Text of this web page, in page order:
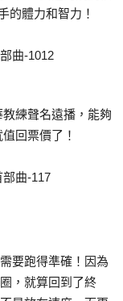
的體力和智力！
練聲名遠播，能夠
回票價了！
要跑得準確！因為
，就算回到了終